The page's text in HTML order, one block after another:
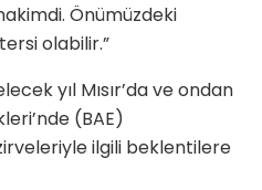
Önümüzdeki
olabilir.”
yıl Mısır’da ve ondan
(BAE)
ilgili beklentilere